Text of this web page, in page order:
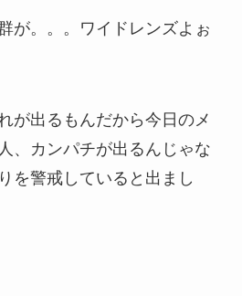
が。。。ワイドレンズよぉ
が出るもんだから今日のメ
、カンパチが出るんじゃな
を警戒していると出まし